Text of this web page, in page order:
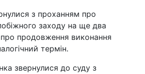
з проханням про
заходу на ще два
продовження виконання
термін.
звернулися до суду з